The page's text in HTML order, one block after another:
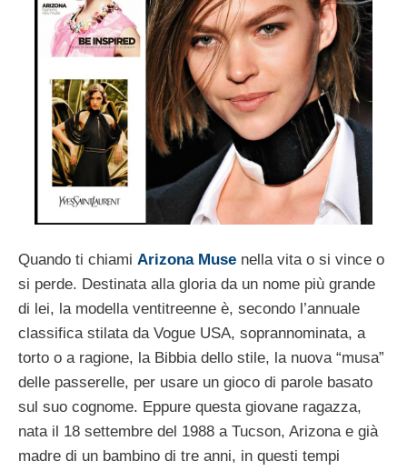
Quando ti chiami Arizona Muse nella vita o si vince o
si perde. Destinata alla gloria da un nome più grande
di lei, la modella ventitreenne è, secondo l’annuale
classifica stilata da Vogue USA, soprannominata, a
torto o a ragione, la Bibbia dello stile, la nuova “musa”
delle passerelle, per usare un gioco di parole basato
sul suo cognome. Eppure questa giovane ragazza,
nata il 18 settembre del 1988 a Tucson, Arizona e già
madre di un bambino di tre anni, in questi tempi